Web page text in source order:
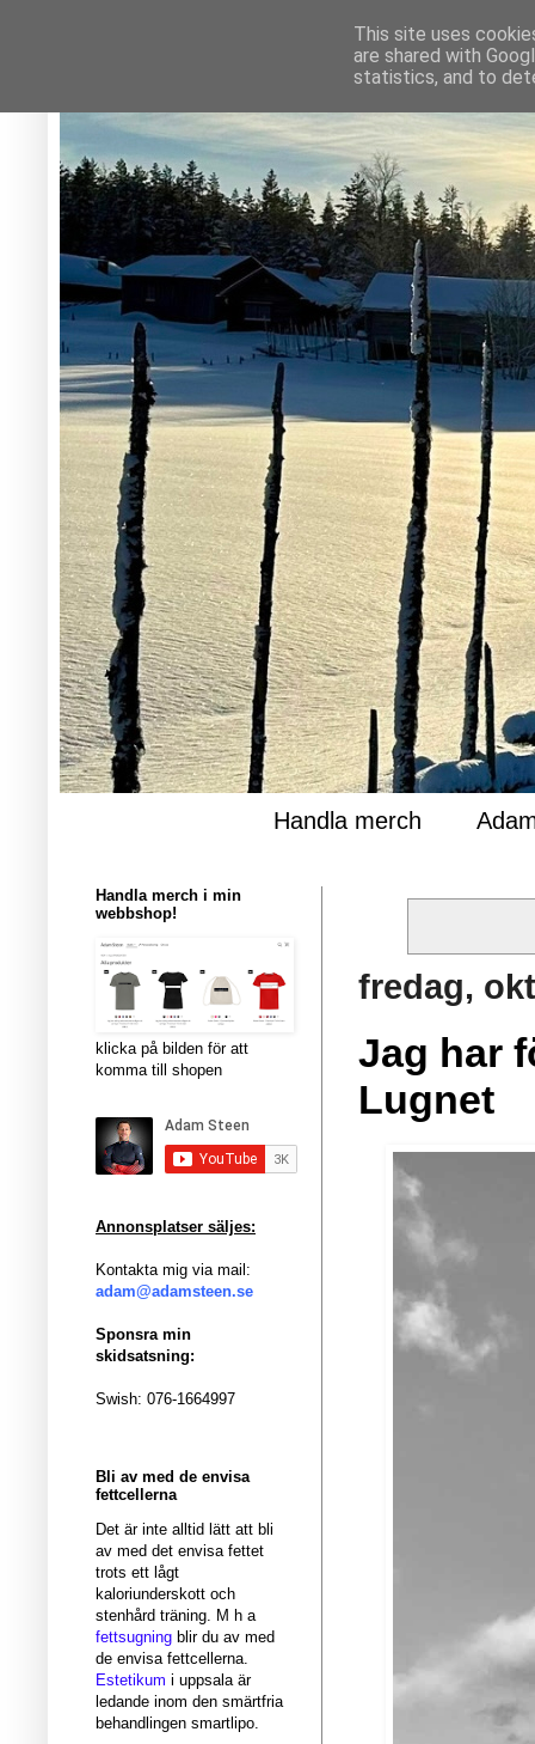
Handla merch
fredag,
Jag har
Lugnet
Handla merch i min
webbshop!
klicka på bilden för att
komma till shopen
Annonsplatser säljes:
Kontakta mig via mail:
adam@adamsteen.se
Sponsra min
skidsatsning:
Swish: 076-1664997
Bli av med de envisa
fettcellerna
Det är inte alltid lätt att bli
av med det envisa fettet
trots ett lågt
kaloriunderskott och
stenhård träning. M h a
fettsugning blir du av med
de envisa fettcellerna.
Estetikum i uppsala är
ledande inom den smärtfria
behandlingen smartlipo.
This site uses
are shared with
statistics, and to